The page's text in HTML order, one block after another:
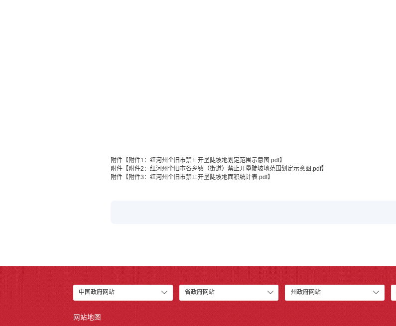
附件【 附件1：红河州个旧市禁止开垦陡坡地划定范围示意图.pdf】
附件【 附件2：红河州个旧市各乡镇（街道）禁止开垦陡坡地范围划定示意图.pdf】
附件【 附件3：红河州个旧市禁止开垦陡坡地面积统计表.pdf】
中国政府网站 省政府网站 州政府网站
网站地图